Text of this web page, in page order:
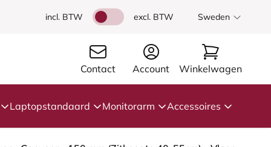
incl. BTW excl. BTW Sweden
Contact Account Winkelwagen
Laptopstandaard Monitorarm Accessoires